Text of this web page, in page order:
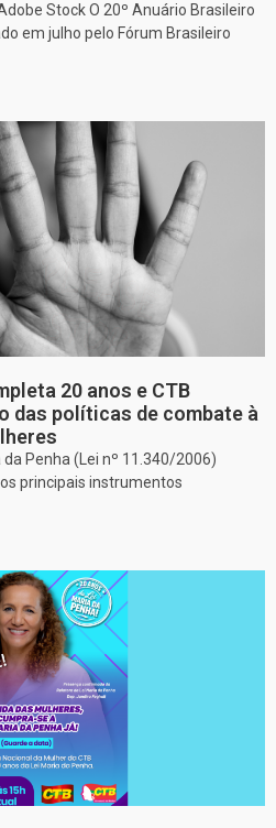
Stock O 20º Anuário Brasileiro
em julho pelo Fórum Brasileiro
20 anos e CTB
das políticas de combate à
Penha (Lei nº 11.340/2006)
principais instrumentos